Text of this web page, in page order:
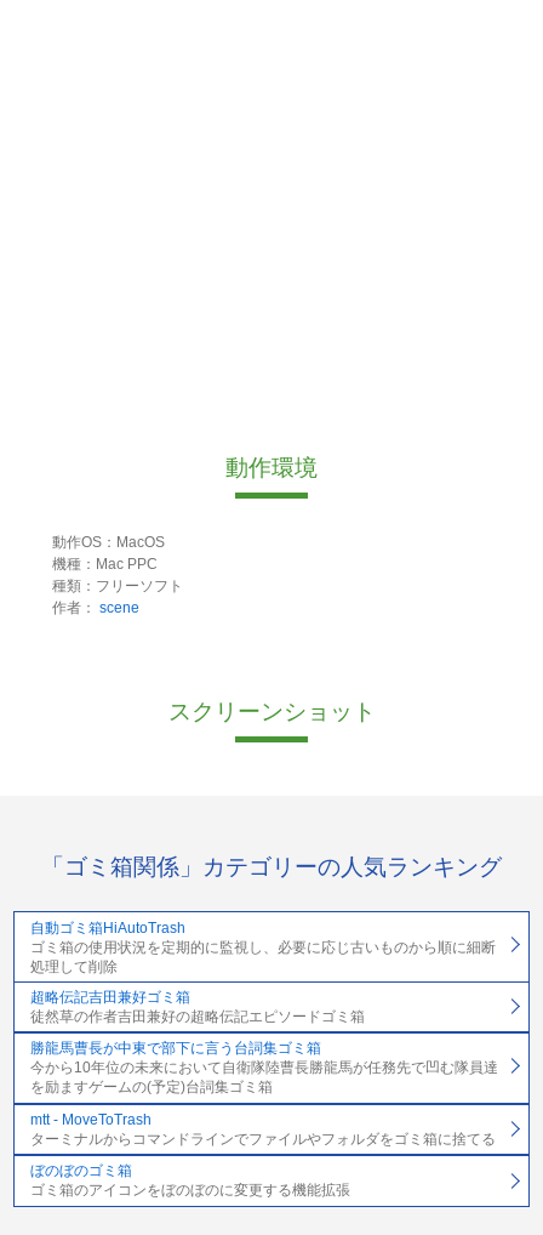
動作環境
動作OS：MacOS
機種：Mac PPC
種類：フリーソフト
作者： scene
スクリーンショット
「ゴミ箱関係」カテゴリーの人気ランキング
自動ゴミ箱HiAutoTrash
ゴミ箱の使用状況を定期的に監視し、必要に応じ古いものから順に細断
処理して削除
超略伝記吉田兼好ゴミ箱
徒然草の作者吉田兼好の超略伝記エピソードゴミ箱
勝龍馬曹長が中東で部下に言う台詞集ゴミ箱
今から10年位の未来において自衛隊陸曹長勝龍馬が任務先で凹む隊員達
を励ますゲームの(予定)台詞集ゴミ箱
mtt - MoveToTrash
ターミナルからコマンドラインでファイルやフォルダをゴミ箱に捨てる
ぼのぼのゴミ箱
ゴミ箱のアイコンをぼのぼのに変更する機能拡張